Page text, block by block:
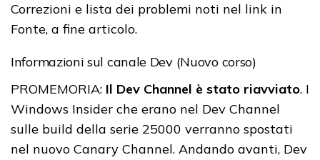
Correzioni e lista dei problemi noti nel link in
Fonte, a fine articolo.
Informazioni sul canale Dev (Nuovo corso)
PROMEMORIA: Il Dev Channel è stato riavviato. I
Windows Insider che erano nel Dev Channel
sulle build della serie 25000 verranno spostati
nel nuovo Canary Channel. Andando avanti, Dev